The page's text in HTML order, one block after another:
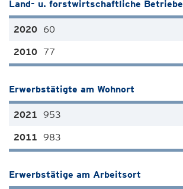
Land- u. forstwirtschaftliche Betriebe
60
77
Erwerbstätigte am Wohnort
953
983
Erwerbstätige am Arbeitsort